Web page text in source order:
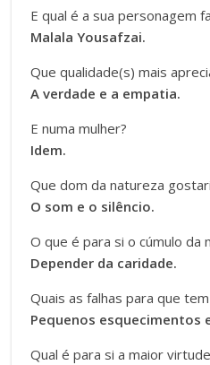
E qual é a sua personagem
Malala Yousafzai.
Que qualidade(s) mais
A verdade e a empatia.
E numa mulher?
Idem.
Que dom da natureza
O som e o silêncio.
O que é para si o cúmulo da
Depender da caridade.
Quais as falhas para que
Pequenos esquecimentos
Qual é para si a maior